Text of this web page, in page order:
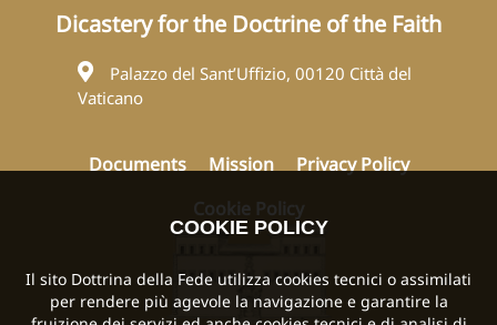
Dicastery for the Doctrine of the Faith
Palazzo del Sant’Uffizio, 00120 Città del
Vaticano
Documents Mission
Privacy Policy
Cookie Policy
COOKIE POLICY
Il sito Dottrina della Fede utilizza cookies tecnici o assimilati
per rendere più agevole la navigazione e garantire la